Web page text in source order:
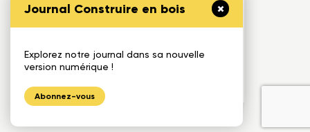
Journal Construire en bois
Explorez notre journal dans sa nouvelle
version numérique !
Abonnez-vous
ainsi qu’une des
meilleurs
production sur le